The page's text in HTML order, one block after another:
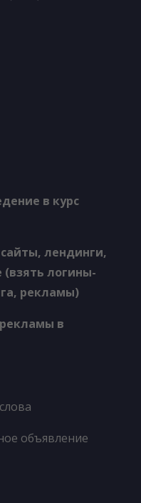
в курс
лендинги,
(взять логины-
рекламы)
в
объявление